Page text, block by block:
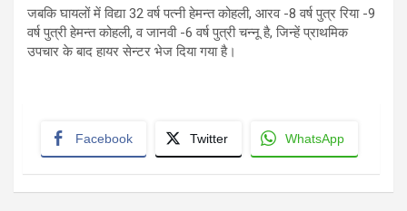
जबकि घायलों में विद्या 32 वर्ष पत्नी हेमन्त कोहली, आरव -8 वर्ष पुत्र रिया -9
वर्ष पुत्री हेमन्त कोहली, व जानवी -6 वर्ष पुत्री चन्नू है, जिन्हें प्राथमिक
उपचार के बाद हायर सेन्टर भेज दिया गया है।
Facebook Twitter WhatsApp